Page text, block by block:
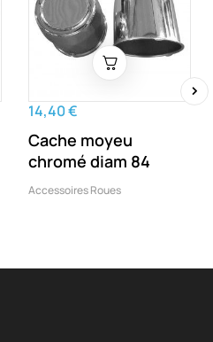
14,40 €
Cache moyeu
chromé diam 84
Accessoires Roues